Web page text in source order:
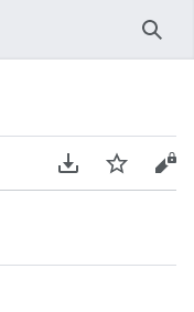
検索
PDFをダウンロ
ウォッチソ